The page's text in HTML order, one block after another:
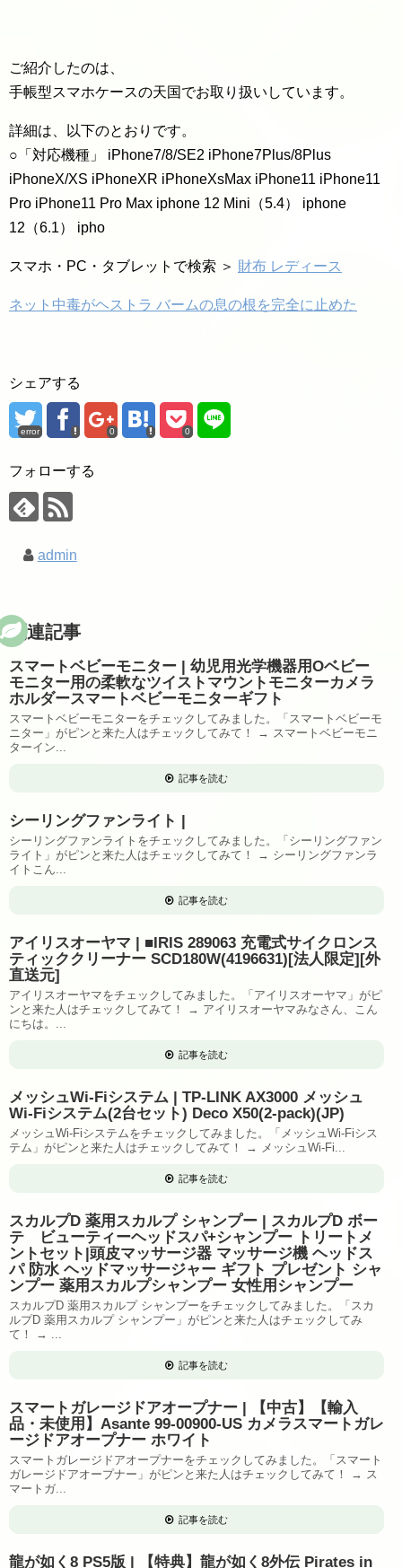
ご紹介したのは、
手帳型スマホケースの天国でお取り扱いしています。
詳細は、以下のとおりです。
○「対応機種」 iPhone7/8/SE2 iPhone7Plus/8Plus
iPhoneX/XS iPhoneXR iPhoneXsMax iPhone11 iPhone11
Pro iPhone11 Pro Max iphone 12 Mini（5.4） iphone
12（6.1） ipho
スマホ・PC・タブレットで検索 ＞ 財布 レディース
ネット中毒がヘストラ バームの息の根を完全に止めた
シェアする
error 0 0
フォローする
admin
関連記事
スマートベビーモニター | 幼児用光学機器用Oベビー
モニター用の柔軟なツイストマウントモニターカメラ
ホルダースマートベビーモニターギフト
スマートベビーモニターをチェックしてみました。「スマートベビーモ
ニター」がピンと来た人はチェックしてみて！ → スマートベビーモニ
ターイン...
記事を読む
シーリングファンライト |
シーリングファンライトをチェックしてみました。「シーリングファン
ライト」がピンと来た人はチェックしてみて！ → シーリングファンラ
イトこん...
記事を読む
アイリスオーヤマ | ■IRIS 289063 充電式サイクロンス
ティッククリーナー SCD180W(4196631)[法人限定][外
直送元]
アイリスオーヤマをチェックしてみました。「アイリスオーヤマ」がピ
ンと来た人はチェックしてみて！ → アイリスオーヤマみなさん、こん
にちは。...
記事を読む
メッシュWi-Fiシステム | TP-LINK AX3000 メッシュ
Wi-Fiシステム(2台セット) Deco X50(2-pack)(JP)
メッシュWi-Fiシステムをチェックしてみました。「メッシュWi-Fiシス
テム」がピンと来た人はチェックしてみて！ → メッシュWi-Fi...
記事を読む
スカルプD 薬用スカルプ シャンプー | スカルプD ボー
テ ビューティーヘッドスパ+シャンプー トリートメ
ントセット|頭皮マッサージ器 マッサージ機 ヘッドス
パ 防水 ヘッドマッサージャー ギフト プレゼント シャ
ンプー 薬用スカルプシャンプー 女性用シャンプー
スカルプD 薬用スカルプ シャンプーをチェックしてみました。「スカ
ルプD 薬用スカルプ シャンプー」がピンと来た人はチェックしてみ
て！ → ...
記事を読む
スマートガレージドアオープナー | 【中古】【輸入
品・未使用】Asante 99-00900-US カメラスマートガレ
ージドアオープナー ホワイト
スマートガレージドアオープナーをチェックしてみました。「スマート
ガレージドアオープナー」がピンと来た人はチェックしてみて！ → ス
マートガ...
記事を読む
龍が如く8 PS5版 | 【特典】龍が如く8外伝 Pirates in